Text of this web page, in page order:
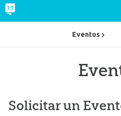
Solicitar un
Eventos